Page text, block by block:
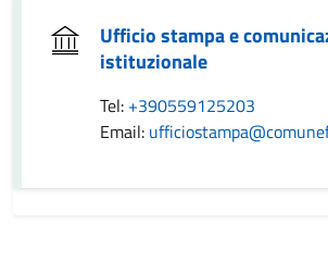
Ufficio stampa e
istituzionale
Tel: +390559125203
Email: